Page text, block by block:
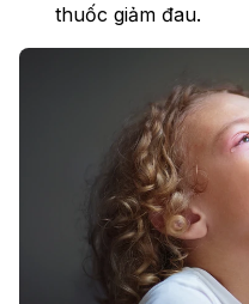
thuốc giảm đau.